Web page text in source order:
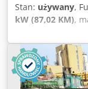
Stan: używany,
kW (87,02 KM),
DV65 VO walec
produkcji: 2011
posypywarki
układów